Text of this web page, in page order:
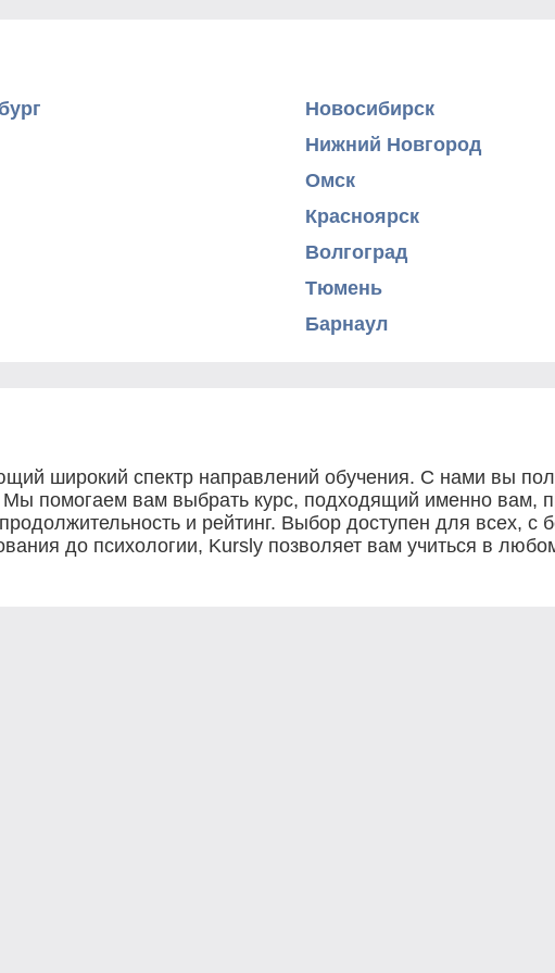
Новосибирск
Нижний Новгород
Омск
Красноярск
Волгоград
Тюмень
Барнаул
широкий спектр направлений обучения. С нами вы
помогаем вам выбрать курс, подходящий именно вам,
и рейтинг. Выбор доступен для всех, с
до психологии, Kursly позволяет вам учиться в